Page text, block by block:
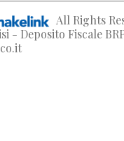
All Rights
- Deposito Fiscale